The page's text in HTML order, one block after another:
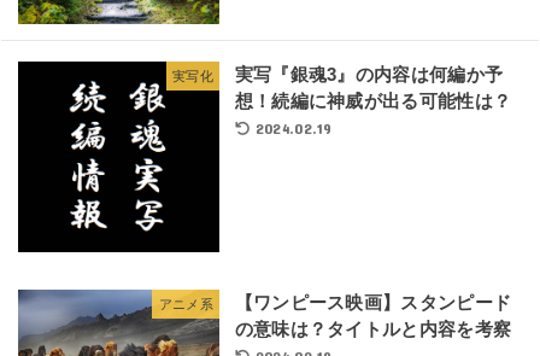
実写化
実写『銀魂3』の内容は何編か予
想！続編に神威が出る可能性は？
2024.02.19
アニメ系
【ワンピース映画】スタンピード
の意味は？タイトルと内容を考察